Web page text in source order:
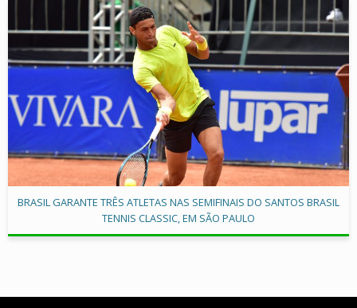
BRASIL GARANTE TRÊS ATLETAS NAS SEMIFINAIS DO SANTOS BRASIL
TENNIS CLASSIC, EM SÃO PAULO